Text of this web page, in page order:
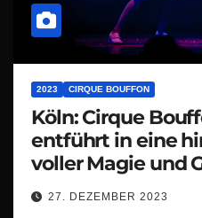
2023 CIRQUE BOUFFON
Köln: Cirque
entführt in eine
voller Magie und
27. DEZEMBER 2023